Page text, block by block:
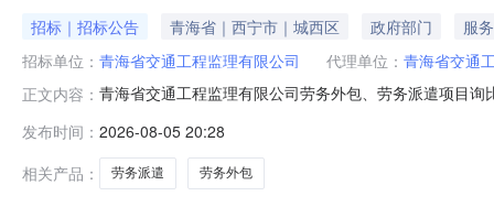
招标｜招标公告 青海省｜西宁市｜城西区 政府部门
服务
招标单位： 青海省交通工程监理有限公司 代理单位： 青海省交通
正文内容： 青海省交通工程监理有限公司劳务外包、劳务派遣项目
公司。1.4采购项目资金落实情况：已落实。1.5采购项
务外包的方式解决用工问题劳务
发布时间： 2026-08-05 20:28
相关产品：
劳务派遣 劳务外包